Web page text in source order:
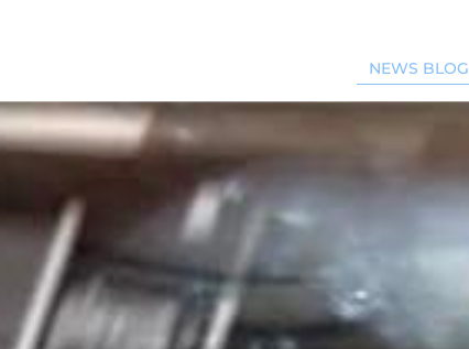
NEWS BLOG